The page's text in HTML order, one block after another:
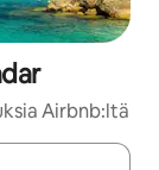
Airbnb:ltä